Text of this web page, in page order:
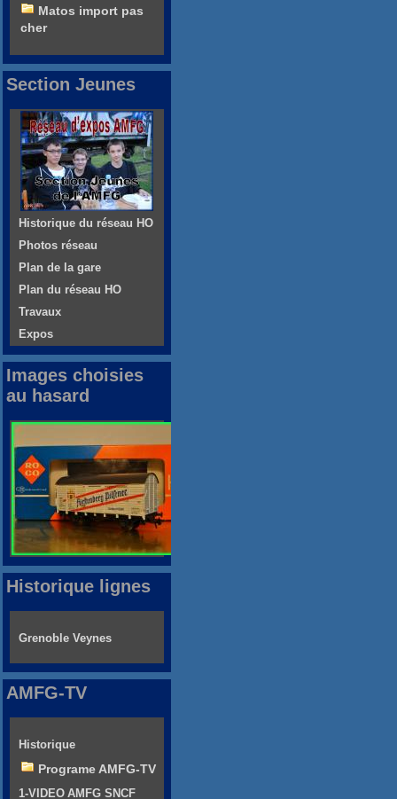
Matos import pas
cher
Section Jeunes
Historique du réseau HO
Photos réseau
Plan de la gare
Plan du réseau HO
Travaux
Expos
Images choisies
au hasard
Historique lignes
Grenoble Veynes
AMFG-TV
Historique
Programe AMFG-TV
1-VIDEO AMFG SNCF